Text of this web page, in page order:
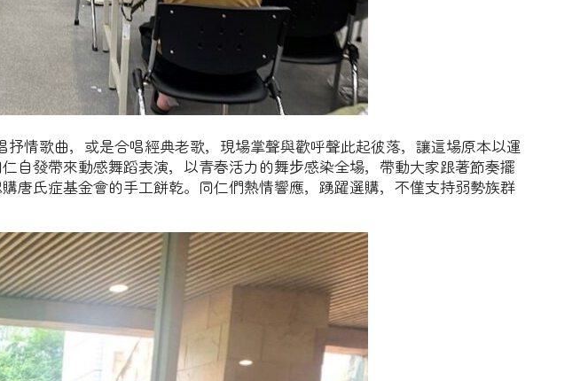
情歌曲，或是合唱經典老歌，現場掌聲與歡呼聲此起彼落，讓這場原本以運
自發帶來動感舞蹈表演，以青春活力的舞步感染全場，帶動大家跟著節奏擺
唐氏症基金會的手工餅乾。同仁們熱情響應，踴躍選購，不僅支持弱勢族群